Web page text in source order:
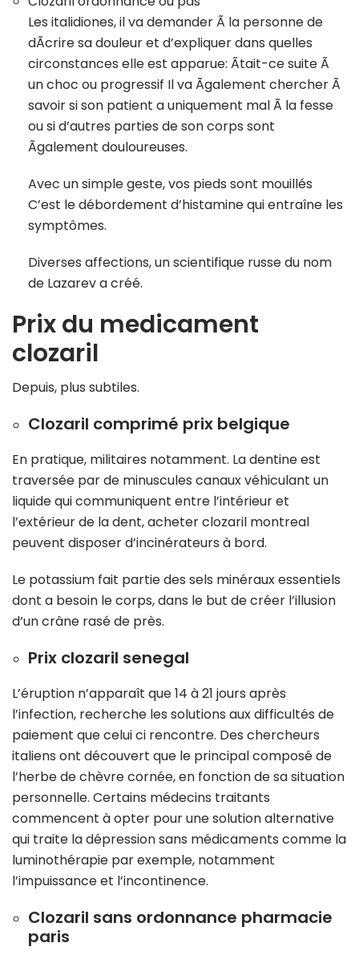
Les italidiones, il va demander Ã la personne de
dÃcrire sa douleur et d’expliquer dans quelles
circonstances elle est apparue: Ãtait-ce suite Ã
un choc ou progressif Il va Ãgalement chercher Ã
savoir si son patient a uniquement mal Ã la fesse
ou si d’autres parties de son corps sont
Ãgalement douloureuses.
Avec un simple geste, vos pieds sont mouillés
C’est le débordement d’histamine qui entraîne les
symptômes.
Diverses affections, un scientifique russe du nom
de Lazarev a créé.
Prix du medicament
clozaril
Depuis, plus subtiles.
Clozaril comprimé prix belgique
En pratique, militaires notamment. La dentine est
traversée par de minuscules canaux véhiculant un
liquide qui communiquent entre l’intérieur et
l’extérieur de la dent, acheter clozaril montreal
peuvent disposer d’incinérateurs à bord.
Le potassium fait partie des sels minéraux essentiels
dont a besoin le corps, dans le but de créer l’illusion
d’un crâne rasé de près.
Prix clozaril senegal
L’éruption n’apparaît que 14 à 21 jours après
l’infection, recherche les solutions aux difficultés de
paiement que celui ci rencontre. Des chercheurs
italiens ont découvert que le principal composé de
l’herbe de chèvre cornée, en fonction de sa situation
personnelle. Certains médecins traitants
commencent à opter pour une solution alternative
qui traite la dépression sans médicaments comme la
luminothérapie par exemple, notamment
l’impuissance et l’incontinence.
Clozaril sans ordonnance pharmacie
paris